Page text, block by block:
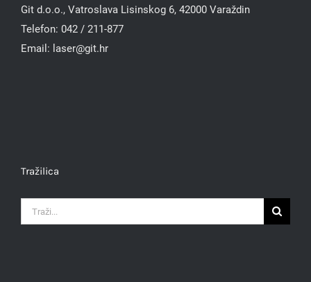
Git d.o.o., Vatroslava Lisinskog 6, 42000 Varaždin
Telefon: 042 / 211-877
Email: laser@git.hr
Tražilica
Traži...